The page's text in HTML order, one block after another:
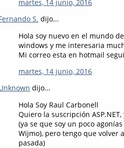
martes, 14 junio, 2016
S. dijo...
Hola soy nuevo en el mundo
windows y me interesaria
Mi correo esta en hotmail
martes, 14 junio, 2016
dijo...
Hola Soy Raul Carbonell
Quiero la suscripción
(ya se que soy un poco
Wijmo), pero tengo que volver
pasada)